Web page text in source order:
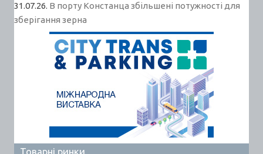
31.07.26. В порту Констанца збільшені потужності для
зберігання зерна
Товарні ринки